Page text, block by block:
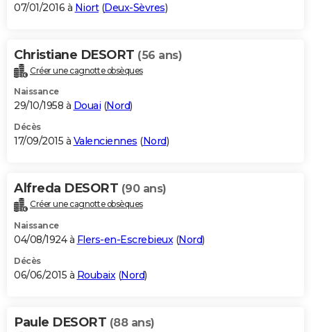
07/01/2016 à Niort(Deux-Sèvres)
Christiane DESORT (56 ans)
Créer une cagnotte obsèques
Naissance
29/10/1958 à Douai (Nord)
Décès
17/09/2015 à Valenciennes (Nord)
Alfreda DESORT (90 ans)
Créer une cagnotte obsèques
Naissance
04/08/1924 à Flers-en-Escrebieux(Nord)
Décès
06/06/2015 à Roubaix(Nord)
Paule DESORT (88 ans)